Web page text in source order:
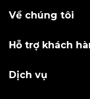
Về chúng tôi
Hỗ trợ khách
Dịch vụ